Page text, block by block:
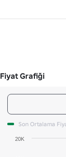
Fiyat Grafiği
Son Ortalama
20K